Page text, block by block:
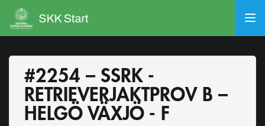
#2254 – SSRK -
RETRIEVERJAKTPROV B –
HELGÖ VÄXJÖ - F